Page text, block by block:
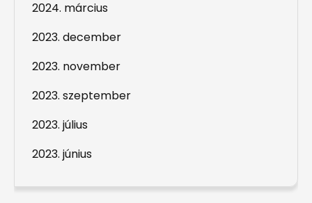
2024. március
2023. december
2023. november
2023. szeptember
2023. július
2023. június